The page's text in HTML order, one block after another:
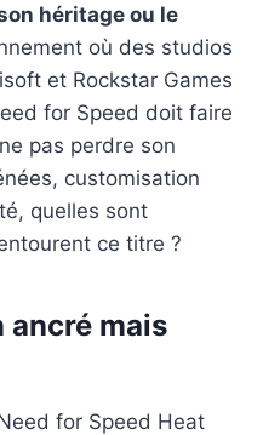
héritage ou le
où des studios
et Rockstar Games
for Speed doit faire
pas perdre son
customisation
quelles sont
ce titre ?
ancré mais
for Speed Heat